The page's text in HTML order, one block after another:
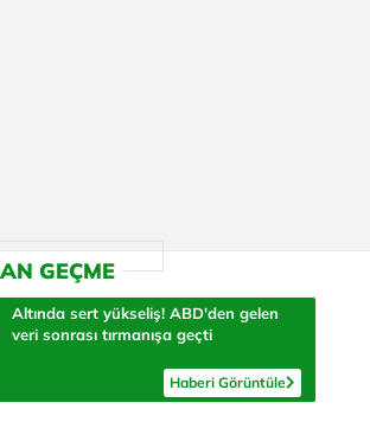
Altında sert yükseliş! ABD'den gelen
veri sonrası tırmanışa geçti
Haberi Görüntüle